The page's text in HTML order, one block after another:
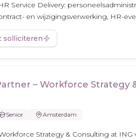
Service Delivery:
en wijzigingsverwerking, HR-
solliciteren
– Workforce Strategy
Senior Amsterdam
Strategy & Consulting at ING